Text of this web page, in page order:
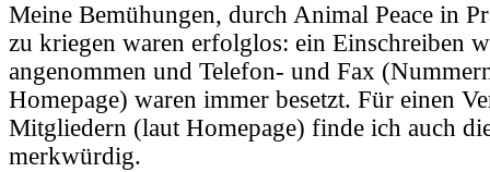
Meine Bemühungen, durch Animal Peace in
zu kriegen waren erfolglos: ein Einschreiben
angenommen und Telefon- und Fax
Homepage) waren immer besetzt. Für einen
Mitgliedern (laut Homepage) finde ich auch
merkwürdig.